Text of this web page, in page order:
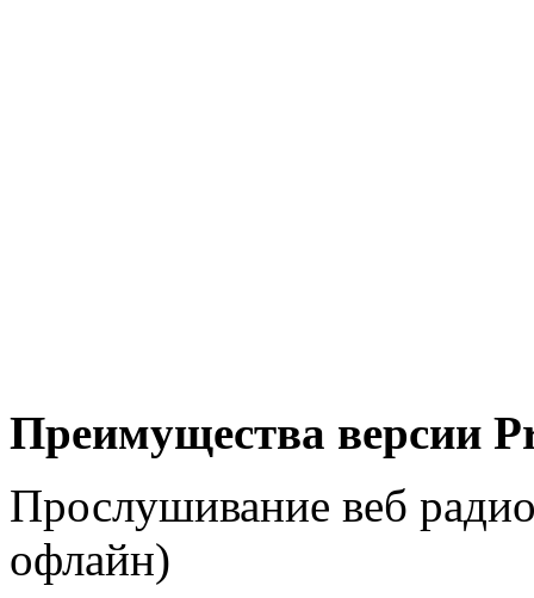
Преимущества версии
Прослушивание веб
офлайн)